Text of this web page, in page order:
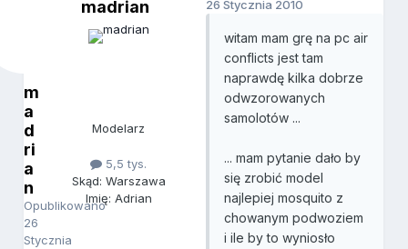
m
a
d
ri
a
n
Opublikowano
26
Stycznia
madrian
Modelarz
5,5 tys.
Skąd: Warszawa
Imię: Adrian
26 Stycznia 2010
witam mam grę na pc air
conflicts jest tam
naprawdę kilka dobrze
odwzorowanych
samolotów ...
... mam pytanie dało by
się zrobić model
najlepiej mosquito z
chowanym podwoziem
i ile by to wyniosło